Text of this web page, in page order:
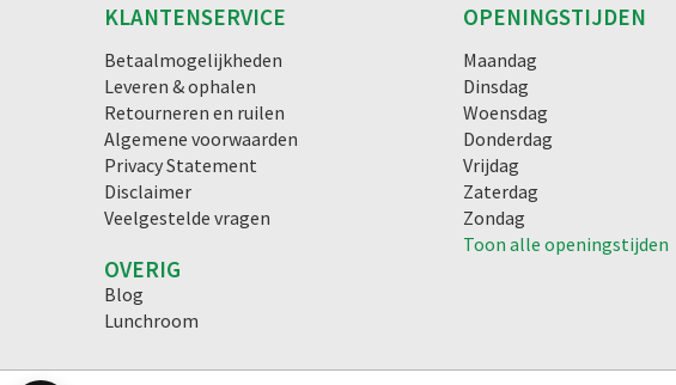
KLANTENSERVICE
Betaalmogelijkheden
Leveren & ophalen
Retourneren en ruilen
Algemene voorwaarden
Privacy Statement
Disclaimer
Veelgestelde vragen
OVERIG
Blog
Lunchroom
OPENINGSTIJDEN
Maandag
Dinsdag
Woensdag
Donderdag
Vrijdag
Zaterdag
Zondag
Toon alle openingstijden